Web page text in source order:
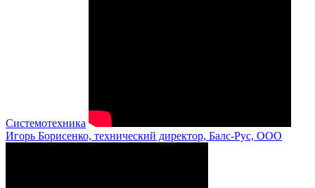
Системотехника
Игорь Борисенко, технический директор, Балс-Рус, ООО